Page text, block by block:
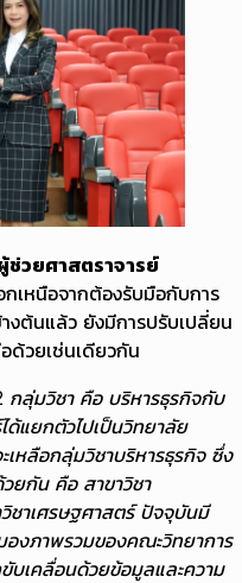
ช่วยศาสตราจารย์
เหนือจากต้องรับมือกับการ
งต้นแล้ว ยังมีการปรับเปลี่ยน
ด้วยเช่นเดียวกัน
กลุ่มวิชา คือ บริหารธุรกิจกับ
แยกตัวไปเป็นวิทยาลัย
หลือกลุ่มวิชาบริหารธุรกิจ ซึ่ง
ยกัน คือ สาขาวิชา
ชาเศรษฐศาสตร์ ปัจจุบันมี
งภาพรวมของคณะวิทยาการ
เคลื่อนด้วยข้อมูลและความ